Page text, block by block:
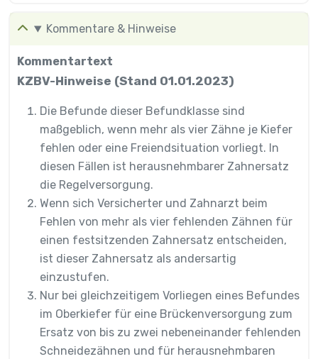
Kommentare & Hinweise
Kommentartext
KZBV-Hinweise (Stand 01.01.2023)
Die Befunde dieser Befundklasse sind
maßgeblich, wenn mehr als vier Zähne je Kiefer
fehlen oder eine Freiendsituation vorliegt. In
diesen Fällen ist herausnehmbarer Zahnersatz
die Regelversorgung.
Wenn sich Versicherter und Zahnarzt beim
Fehlen von mehr als vier fehlenden Zähnen für
einen festsitzenden Zahnersatz entscheiden,
ist dieser Zahnersatz als andersartig
einzustufen.
Nur bei gleichzeitigem Vorliegen eines Befundes
im Oberkiefer für eine Brückenversorgung zum
Ersatz von bis zu zwei nebeneinander fehlenden
Schneidezähnen und für herausnehmbaren